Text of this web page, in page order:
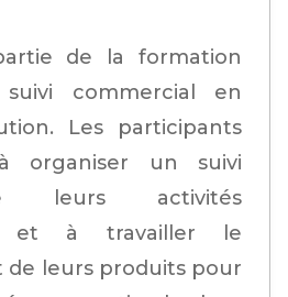
de la formation
commercial en
Les participants
organiser un suivi
leurs activités
et à travailler le
leurs produits pour